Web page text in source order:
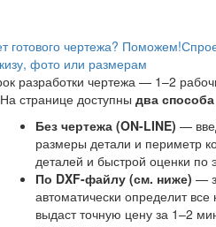
готового чертежа? Поможем!
фото или размерам
разработки чертежа — 1–2
На странице доступны два
Без чертежа (ON-LINE) —
размеры детали и периметр
деталей и быстрой оценки по
По DXF-файлу (см. ниже) —
автоматически определит
выдаст точную цену за 1–2